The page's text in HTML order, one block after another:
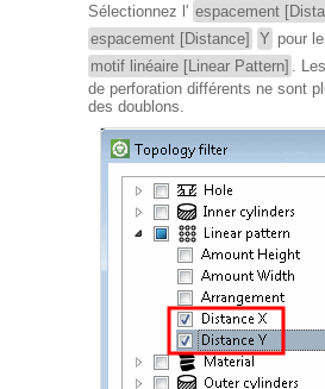
Sélectionnez l' espacement
espacement [Distance]
Y pour le
motif linéaire [Linear Pattern] .
de perforation différents ne sont
des doublons.